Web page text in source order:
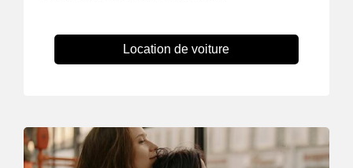
Location de voiture